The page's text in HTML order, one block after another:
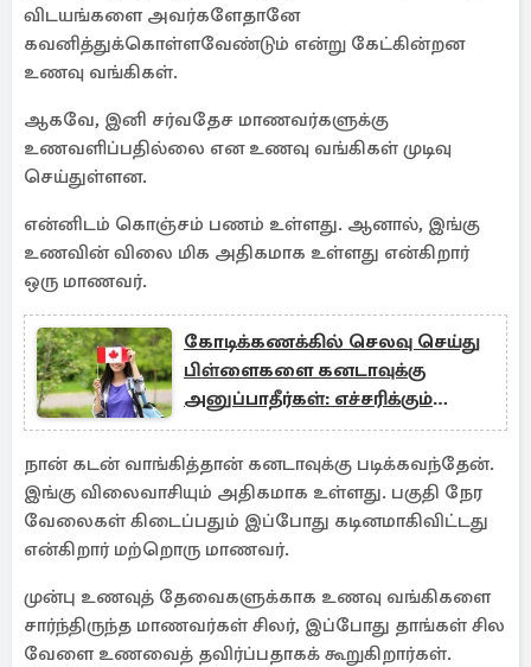
விடயங்களை அவர்களேதானே
கவனித்துக்கொள்ளவேண்டும் என்று கேட்கின்றன
உணவு வங்கிகள்.
ஆகவே, இனி சர்வதேச மாணவர்களுக்கு
உணவளிப்பதில்லை என உணவு வங்கிகள் முடிவு
செய்துள்ளன.
என்னிடம் கொஞ்சம் பணம் உள்ளது. ஆனால், இங்கு
உணவின் விலை மிக அதிகமாக உள்ளது என்கிறார்
ஒரு மாணவர்.
கோடிக்கணக்கில் செலவு செய்து
பிள்ளைகளை கனடாவுக்கு
அனுப்பாதீர்கள்: எச்சரிக்கும்
தொழிலதிபர்
நான் கடன் வாங்கித்தான் கனடாவுக்கு படிக்கவந்தேன்.
இங்கு விலைவாசியும் அதிகமாக உள்ளது. பகுதி நேர
வேலைகள் கிடைப்பதும் இப்போது கடினமாகிவிட்டது
என்கிறார் மற்றொரு மாணவர்.
முன்பு உணவுத் தேவைகளுக்காக உணவு வங்கிகளை
சார்ந்திருந்த மாணவர்கள் சிலர், இப்போது தாங்கள் சில
வேளை உணவைத் தவிர்ப்பதாகக் கூறுகிறார்கள்.